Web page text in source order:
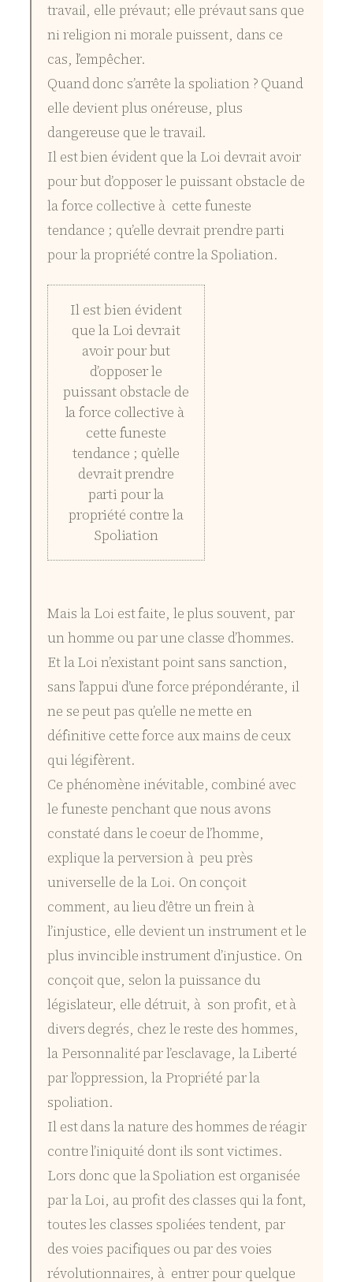
travail, elle prévaut; elle prévaut sans que
ni religion ni morale puissent, dans ce
cas, l’empêcher.
Quand donc s’arrête la spoliation ? Quand
elle devient plus onéreuse, plus
dangereuse que le travail.
Il est bien évident que la Loi devrait avoir
pour but d’opposer le puissant obstacle de
la force collective à cette funeste
tendance ; qu’elle devrait prendre parti
pour la propriété contre la Spoliation.
Il est bien évident
que la Loi devrait
avoir pour but
d’opposer le
puissant obstacle de
la force collective à
cette funeste
tendance ; qu’elle
devrait prendre
parti pour la
propriété contre la
Spoliation
Mais la Loi est faite, le plus souvent, par
un homme ou par une classe d’hommes.
Et la Loi n’existant point sans sanction,
sans l’appui d’une force prépondérante, il
ne se peut pas qu’elle ne mette en
définitive cette force aux mains de ceux
qui légifèrent.
Ce phénomène inévitable, combiné avec
le funeste penchant que nous avons
constaté dans le coeur de l’homme,
explique la perversion à peu près
universelle de la Loi. On conçoit
comment, au lieu d’être un frein à
l’injustice, elle devient un instrument et le
plus invincible instrument d’injustice. On
conçoit que, selon la puissance du
législateur, elle détruit, à son profit, et à
divers degrés, chez le reste des hommes,
la Personnalité par l’esclavage, la Liberté
par l’oppression, la Propriété par la
spoliation.
Il est dans la nature des hommes de réagir
contre l’iniquité dont ils sont victimes.
Lors donc que la Spoliation est organisée
par la Loi, au profit des classes qui la font,
toutes les classes spoliées tendent, par
des voies pacifiques ou par des voies
révolutionnaires, à entrer pour quelque